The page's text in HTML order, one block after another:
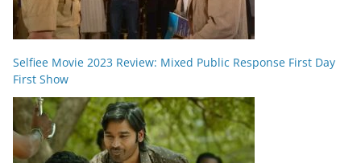
Selfiee Movie 2023 Review: Mixed Public Response First Day
First Show